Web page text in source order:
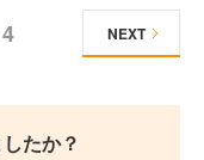
4 NEXT
たか？